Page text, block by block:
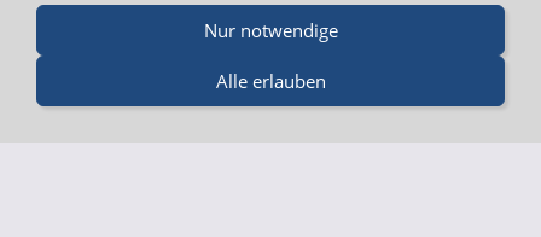
Merz GmbH - Beinheimer Straße 19 - 76437 Rastatt - Tel.:
drucklufttechnik.de
Nur notwendige
Alle erlauben